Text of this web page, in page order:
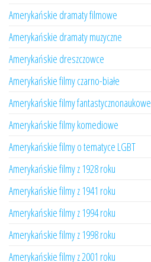
Amerykańskie dramaty filmowe
Amerykańskie dramaty muzyczne
Amerykańskie dreszczowce
Amerykańskie filmy czarno-białe
Amerykańskie filmy fantastycznonaukowe
Amerykańskie filmy komediowe
Amerykańskie filmy o tematyce LGBT
Amerykańskie filmy z 1928 roku
Amerykańskie filmy z 1941 roku
Amerykańskie filmy z 1994 roku
Amerykańskie filmy z 1998 roku
Amerykańskie filmy z 2001 roku